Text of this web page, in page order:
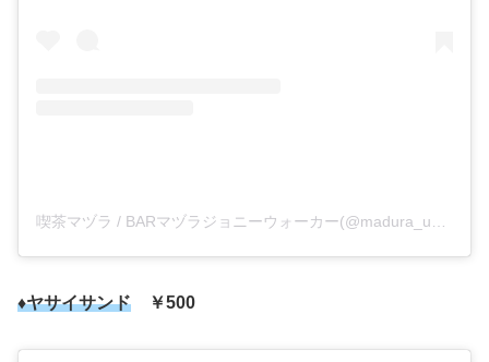
♦ヤサイサンド ￥500